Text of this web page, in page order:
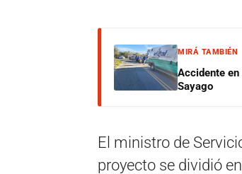
MIRÁ TAMBIÉN
Accidente
Sayago
El ministro de
proyecto se dividió